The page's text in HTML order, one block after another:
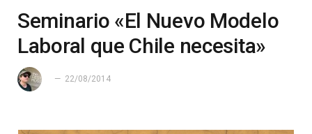
Seminario «El Nuevo Modelo
Laboral que Chile necesita»
22/08/2014